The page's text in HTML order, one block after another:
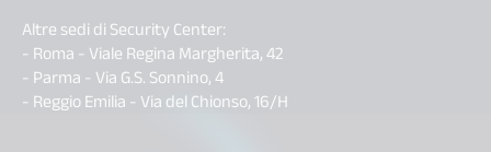
Altre sedi di Security Center:
- Roma - Viale Regina Margherita, 42
- Parma - Via G.S. Sonnino, 4
- Reggio Emilia - Via del Chionso, 16/H